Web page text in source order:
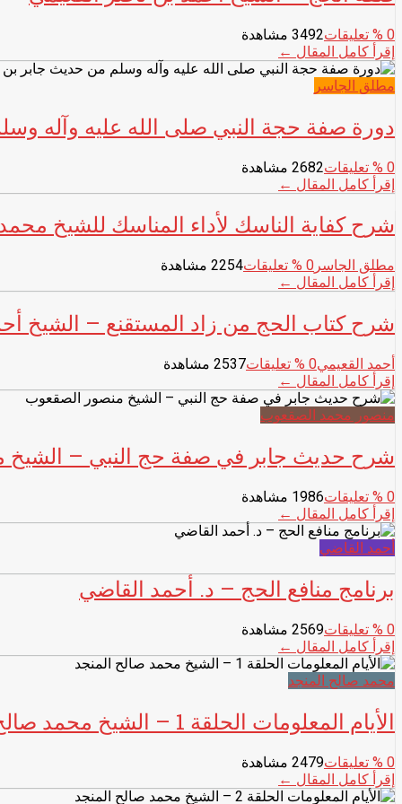
0 % تعليقات3492 مشاهدة
إقرأ كامل المقال ←
مطلق الجاسر
دورة صفة حجة النبي صلى الله عليه وآله
0 % تعليقات2682 مشاهدة
إقرأ كامل المقال ←
شرح كفاية الناسك لأداء المناسك للشيخ
مطلق الجاسر 0 % تعليقات2254 مشاهدة
إقرأ كامل المقال ←
شرح كتاب الحج من زاد المستقنع – الشيخ
أحمد القعيمي0 % تعليقات2537 مشاهدة
إقرأ كامل المقال ←
منصور محمد الصقعوب
شرح حديث جابر في صفة حج النبي – الشيخ
0 % تعليقات1986 مشاهدة
إقرأ كامل المقال ←
أحمد القاضي
برنامج منافع الحج – د. أحمد القاضي
0 % تعليقات2569 مشاهدة
إقرأ كامل المقال ←
محمد صالح المنجد
الأيام المعلومات الحلقة 1 – الشيخ محمد صالح المنجد
0 % تعليقات2479 مشاهدة
إقرأ كامل المقال ←